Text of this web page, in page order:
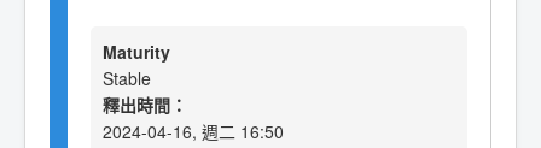
Maturity
Stable
釋出時間：
2024-04-16, 週二 16:50